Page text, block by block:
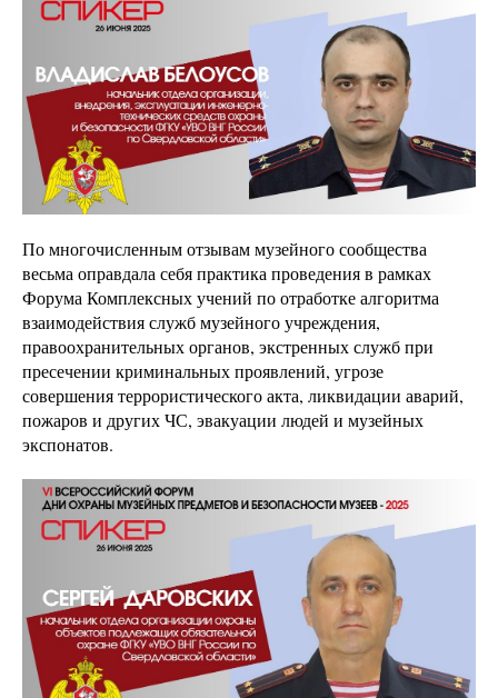
По многочисленным отзывам музейного сообщества
весьма оправдала себя практика проведения в рамках
Форума Комплексных учений по отработке алгоритма
взаимодействия служб музейного учреждения,
правоохранительных органов, экстренных служб при
пресечении криминальных проявлений, угрозе
совершения террористического акта, ликвидации аварий,
пожаров и других ЧС, эвакуации людей и музейных
экспонатов.